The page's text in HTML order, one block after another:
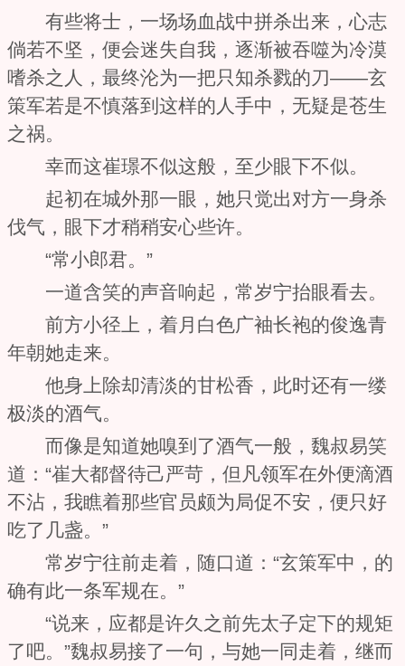
有些将士，一场场血战中拼杀出来，心志
倘若不坚，便会迷失自我，逐渐被吞噬为冷漠
嗜杀之人，最终沦为一把只知杀戮的刀——玄
策军若是不慎落到这样的人手中，无疑是苍生
之祸。
幸而这崔璟不似这般，至少眼下不似。
起初在城外那一眼，她只觉出对方一身杀
伐气，眼下才稍稍安心些许。
“常小郎君。”
一道含笑的声音响起，常岁宁抬眼看去。
前方小径上，着月白色广袖长袍的俊逸青
年朝她走来。
他身上除却清淡的甘松香，此时还有一缕
极淡的酒气。
而像是知道她嗅到了酒气一般，魏叔易笑
道：“崔大都督待己严苛，但凡领军在外便滴酒
不沾，我瞧着那些官员颇为局促不安，便只好
吃了几盏。”
常岁宁往前走着，随口道：“玄策军中，的
确有此一条军规在。”
“说来，应都是许久之前先太子定下的规矩
了吧。”魏叔易接了一句，与她一同走着，继而